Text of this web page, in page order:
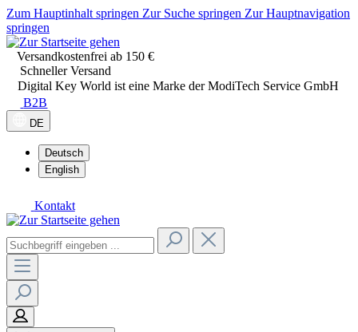
Zum Hauptinhalt springen Zur Suche springen Zur Hauptnavigation
springen
Versandkostenfrei ab 150 €
Schneller Versand
Digital Key World ist eine Marke der ModiTech Service GmbH
B2B
DE
Deutsch
English
Kontakt